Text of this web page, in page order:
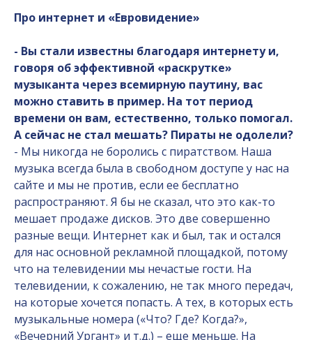
Про интернет и «Евровидение»
- Вы стали известны благодаря интернету и,
говоря об эффективной «раскрутке»
музыканта через всемирную паутину, вас
можно ставить в пример. На тот период
времени он вам, естественно, только помогал.
А сейчас не стал мешать? Пираты не одолели?
- Мы никогда не боролись с пиратством. Наша
музыка всегда была в свободном доступе у нас на
сайте и мы не против, если ее бесплатно
распространяют. Я бы не сказал, что это как-то
мешает продаже дисков. Это две совершенно
разные вещи. Интернет как и был, так и остался
для нас основной рекламной площадкой, потому
что на телевидении мы нечастые гости. На
телевидении, к сожалению, не так много передач,
на которые хочется попасть. А тех, в которых есть
музыкальные номера («Что? Где? Когда?»,
«Вечерний Ургант» и т.д.) – еще меньше. На